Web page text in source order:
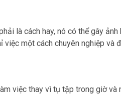
là cách hay, nó có thể gây ảnh
việc một cách chuyên nghiệp và
việc thay vì tụ tập trong giờ và